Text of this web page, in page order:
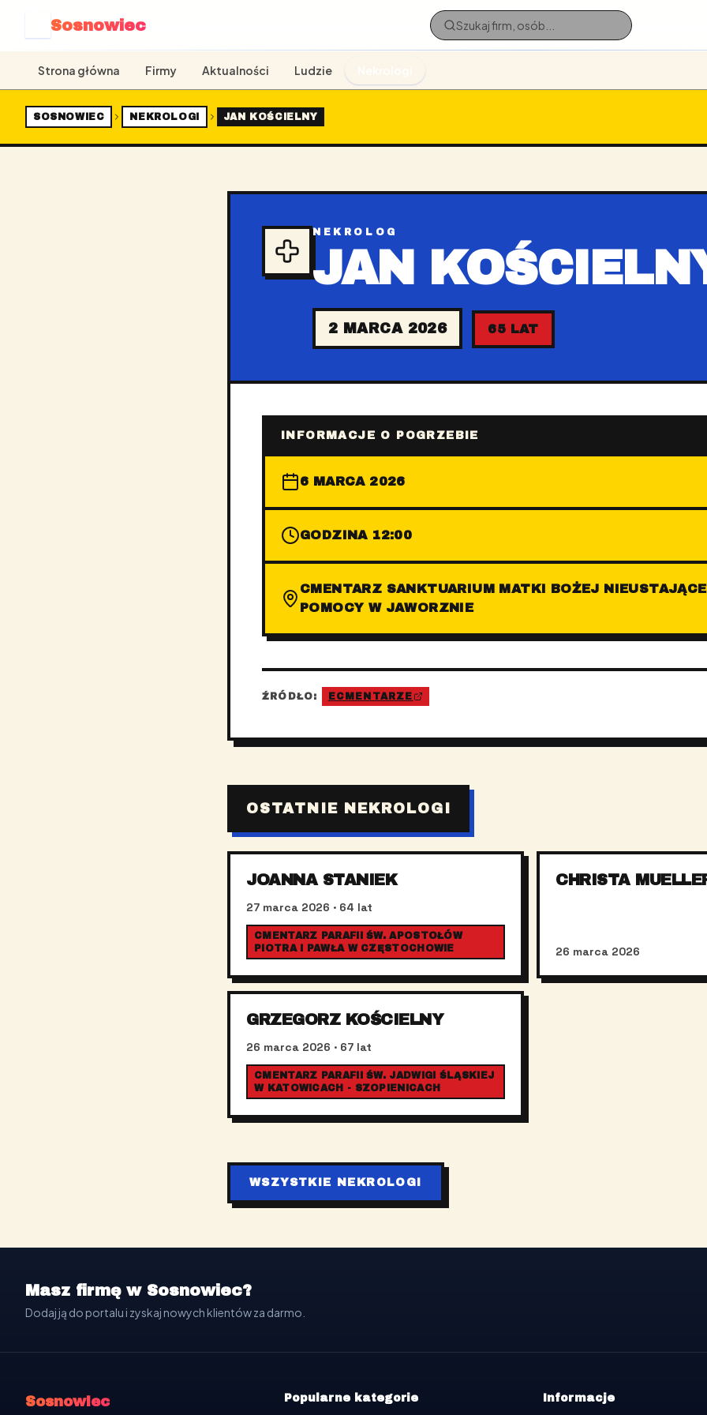
Sosnowiec
Strona główna Firmy Aktualności Ludzie
SOSNOWIEC NEKROLOGI JAN KOŚCIELNY
NEKROLOG
JAN
2 MARCA 2026 65 LAT
INFORMACJE O POGRZEBIE
6 MARCA 2026
GODZINA 12:00
CMENTARZ SANKTUARIUM MATKI BOŻEJ
POMOCY W JAWORZNIE
ŹRÓDŁO: ECMENTARZE
OSTATNIE NEKROLOGI
JOANNA STANIEK
27 marca 2026 · 64 lat
CMENTARZ PARAFII ŚW. APOSTOŁÓW
PIOTRA I PAWŁA W CZĘSTOCHOWIE
CHRISTA
26 marca 2026
GRZEGORZ KOŚCIELNY
26 marca 2026 · 67 lat
CMENTARZ PARAFII ŚW. JADWIGI ŚLĄSKIEJ
W KATOWICACH - SZOPIENICACH
WSZYSTKIE NEKROLOGI
Masz firmę w Sosnowiec?
Dodaj ją do portalu i zyskaj nowych klientów za darmo.
Sosnowiec Popularne kategorie Informacje